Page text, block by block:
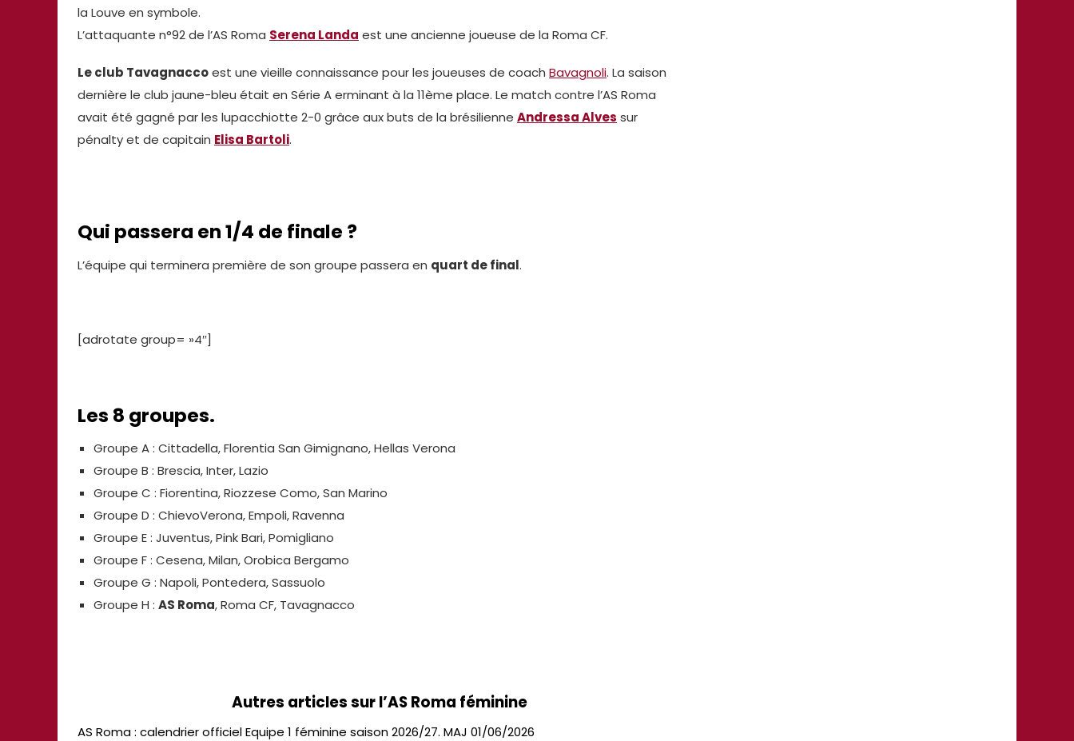
la Louve en symbole.
L’attaquante n°92 de l’AS Roma Serena Landa est une ancienne joueuse de la Roma CF.
Le club Tavagnaccoest une vieille connaissance pour les joueuses de coach Bavagnoli. La saison
dernière le club jaune-bleu était en Série A erminant à la 11ème place. Le match contre l’AS Roma
avait été gagné par les lupacchiotte 2-0 grâce aux buts de la brésilienne Andressa Alves sur
pénalty et de capitain Elisa Bartoli.
Qui passera en 1/4 de finale ?
L’équipe qui terminera première de son groupe passera en quart de final.
[adrotate group= »4″]
Les 8 groupes.
Groupe A : Cittadella, Florentia San Gimignano, Hellas Verona
Groupe B : Brescia, Inter, Lazio
Groupe C : Fiorentina, Riozzese Como, San Marino
Groupe D : ChievoVerona, Empoli, Ravenna
Groupe E : Juventus, Pink Bari, Pomigliano
Groupe F : Cesena, Milan, Orobica Bergamo
Groupe G : Napoli, Pontedera, Sassuolo
Groupe H : AS Roma, Roma CF, Tavagnacco
Autres articles sur l’AS Roma féminine
AS Roma : calendrier officiel Equipe 1 féminine saison 2026/27. MAJ 01/06/2026